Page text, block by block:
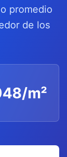
promedio
de los
/m²